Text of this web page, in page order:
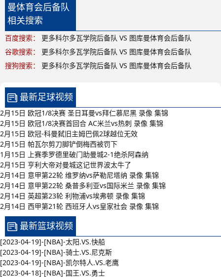
曼体育会后备队
相关搜索
百度搜索：
更多科尔多瓦学院后备队 VS 图库曼体育会后备队
谷歌搜索：
更多科尔多瓦学院后备队 VS 图库曼体育会后备队
搜狗搜索：
更多科尔多瓦学院后备队 VS 图库曼体育会后备队
最新足球视频
2月15日 欧冠1/8决赛 圣日耳曼vs拜仁慕尼黑 录像 集锦
2月15日 欧冠1/8决赛首回合 AC米兰vs热刺 录像 集锦
2月15日 欧冠-科曼弑旧主姆巴佩2球越位无效
2月15日 帕瓦尔剪刀脚铲倒梅西被罚下
1月15日 上赛季罗德里破门助曼城2-1绝杀阿森纳
2月15日 亨利大帝对曼城这记世界波太牛了
2月14日 意甲第22轮 维罗纳vs萨勒尼塔纳 录像 集锦
2月14日 意甲第22轮 桑普多利亚vs国际米兰 录像 集锦
2月14日 英超第23轮 利物浦vs埃弗顿 录像 集锦
2月14日 西甲第21轮 西班牙人vs皇家社会 录像 集锦
最新篮球视频
[2023-04-19]-[NBA]-太阳.VS.快船
[2023-04-19]-[NBA]-骑士.VS.尼克斯
[2023-04-19]-[NBA]-凯尔特人.VS.老鹰
[2023-04-18]-[NBA]-国王.VS.勇士